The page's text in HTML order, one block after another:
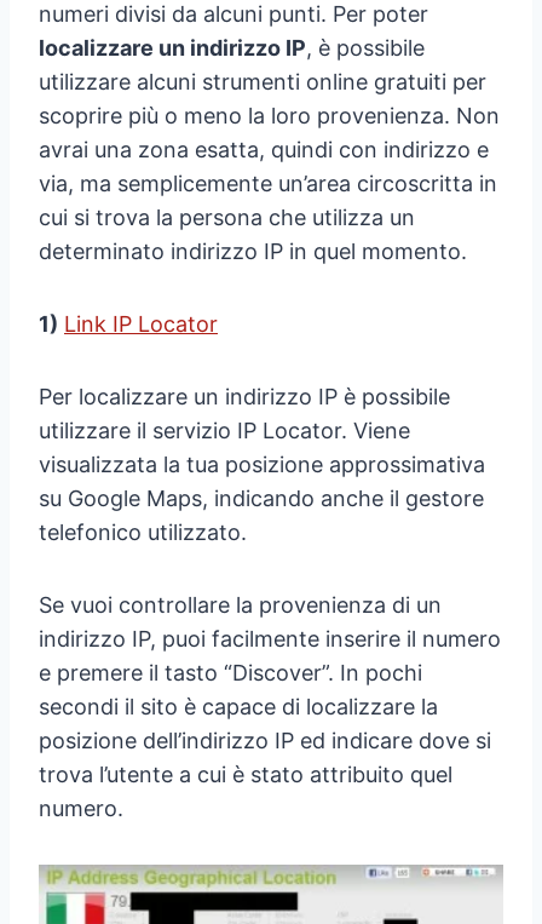
numeri divisi da alcuni punti. Per poter
localizzare un indirizzo IP, è possibile
utilizzare alcuni strumenti online gratuiti per
scoprire più o meno la loro provenienza. Non
avrai una zona esatta, quindi con indirizzo e
via, ma semplicemente un’area circoscritta in
cui si trova la persona che utilizza un
determinato indirizzo IP in quel momento.
1) Link IP Locator
Per localizzare un indirizzo IP è possibile
utilizzare il servizio IP Locator. Viene
visualizzata la tua posizione approssimativa
su Google Maps, indicando anche il gestore
telefonico utilizzato.
Se vuoi controllare la provenienza di un
indirizzo IP, puoi facilmente inserire il numero
e premere il tasto “Discover”. In pochi
secondi il sito è capace di localizzare la
posizione dell’indirizzo IP ed indicare dove si
trova l’utente a cui è stato attribuito quel
numero.